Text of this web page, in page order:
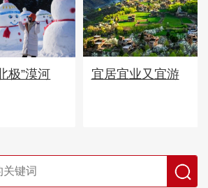
极”漠河 宜居宜业又宜游